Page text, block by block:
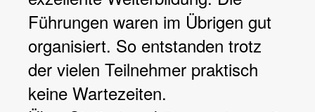
Führungen waren im Übrigen gut
organisiert. So entstanden trotz
der vielen Teilnehmer praktisch
keine Wartezeiten.